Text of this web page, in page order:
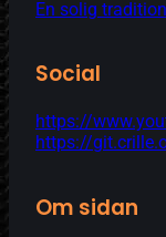
En solig
Social
https://
https://
Om sidan